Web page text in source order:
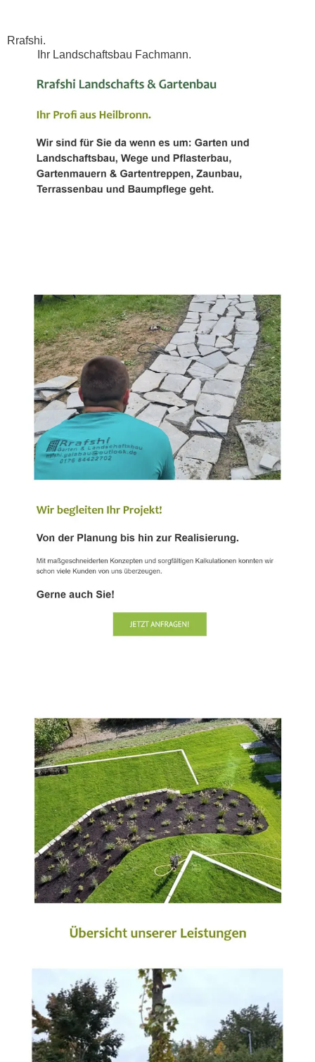
Rrafshi.
Ihr Landschaftsbau Fachmann.